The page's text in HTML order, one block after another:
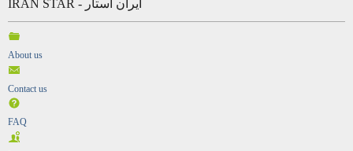
IRAN STAR - ایران استار
About us
Contact us
FAQ